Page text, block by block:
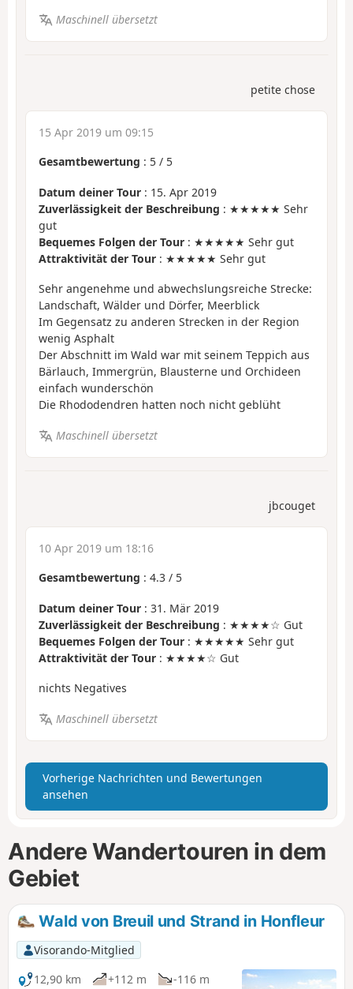
Maschinell übersetzt
petite chose
15 Apr 2019 um 09:15
Gesamtbewertung : 5 / 5
Datum deiner Tour : 15. Apr 2019
Zuverlässigkeit der Beschreibung : ★★★★★ Sehr
gut
Bequemes Folgen der Tour : ★★★★★ Sehr gut
Attraktivität der Tour : ★★★★★ Sehr gut
Sehr angenehme und abwechslungsreiche Strecke:
Landschaft, Wälder und Dörfer, Meerblick
Im Gegensatz zu anderen Strecken in der Region
wenig Asphalt
Der Abschnitt im Wald war mit seinem Teppich aus
Bärlauch, Immergrün, Blausterne und Orchideen
einfach wunderschön
Die Rhododendren hatten noch nicht geblüht
Maschinell übersetzt
jbcouget
10 Apr 2019 um 18:16
Gesamtbewertung : 4.3 / 5
Datum deiner Tour : 31. Mär 2019
Zuverlässigkeit der Beschreibung : ★★★★☆ Gut
Bequemes Folgen der Tour : ★★★★★ Sehr gut
Attraktivität der Tour : ★★★★☆ Gut
nichts Negatives
Maschinell übersetzt
Vorherige Nachrichten und Bewertungen
ansehen
Andere Wandertouren in dem
Gebiet
Wald von Breuil und Strand in Honfleur
Visorando-Mitglied
12,90 km
+112 m
-116 m